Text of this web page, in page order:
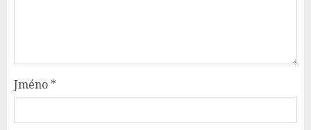
Jméno *